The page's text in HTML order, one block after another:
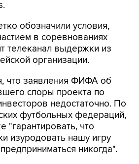
обозначили условия,
в соревнованиях
телеканал выдержки из
организации.
что заявления ФИФА об
споры проекта по
недостаточно. По
футбольных федераций,
"гарантировать, что
изуродовать нашу игру
никогда".